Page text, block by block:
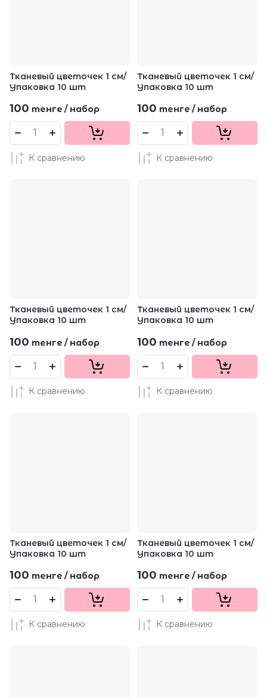
Тканевый цветочек 1 см/
Упаковка 10 шт
100 тенге /набор
К сравнению
Тканевый цветочек 1 см/
Упаковка 10 шт
100 тенге /набор
К сравнению
Тканевый цветочек 1 см/
Упаковка 10 шт
100 тенге /набор
К сравнению
Тканевый цветочек 1 см/
Упаковка 10 шт
100 тенге /набор
К сравнению
Тканевый цветочек 1 см/
Упаковка 10 шт
100 тенге /набор
К сравнению
Тканевый цветочек 1 см/
Упаковка 10 шт
100 тенге /набор
К сравнению